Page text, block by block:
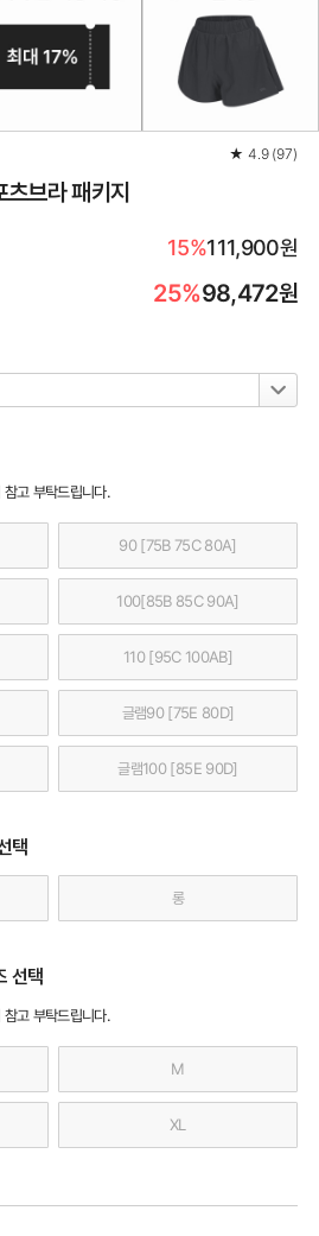
★ 4.9 (97)
브라 패키지
15%111,900원
25%98,472원
고 부탁드립니다.
90 [75B 75C 80A]
100[85B 85C 90A]
110 [95C 100AB]
글램90 [75E 80D]
글램100 [85E 90D]
택
롱
선택
고 부탁드립니다.
M
XL